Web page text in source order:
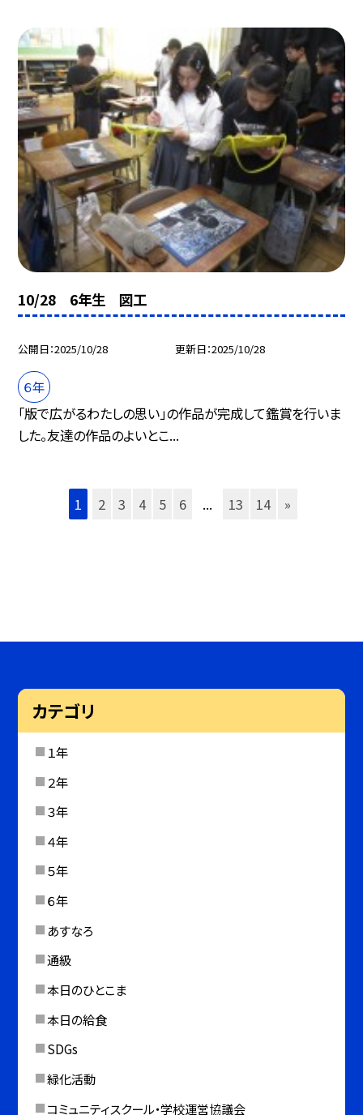
10/28 6年生 図工
公開日 2025/10/28 更新日 2025/10/28
６年
「版で広がるわたしの思い」の作品が完成して鑑賞を行いま
した。友達の作品のよいとこ...
1 2 3 4 5 6 ... 13 14 »
カテゴリ
１年
２年
３年
４年
５年
６年
あすなろ
通級
本日のひとこま
本日の給食
SDGs
緑化活動
コミュニティスクール・学校運営協議会